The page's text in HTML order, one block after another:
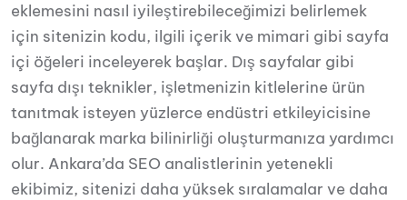
eklemesini nasıl iyileştirebileceğimizi belirlemek
için sitenizin kodu, ilgili içerik ve mimari gibi sayfa
içi öğeleri inceleyerek başlar. Dış sayfalar gibi
sayfa dışı teknikler, işletmenizin kitlelerine ürün
tanıtmak isteyen yüzlerce endüstri etkileyicisine
bağlanarak marka bilinirliği oluşturmanıza yardımcı
olur. Ankara’da SEO analistlerinin yetenekli
ekibimiz, sitenizi daha yüksek sıralamalar ve daha